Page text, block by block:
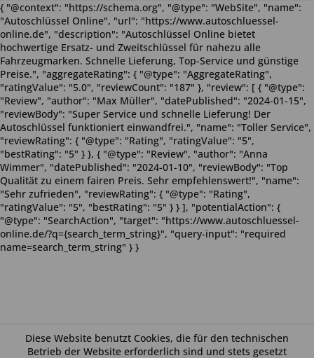
Diese Website benutzt Cookies, die für den technischen
Betrieb der Website erforderlich sind und stets gesetzt
{ "@context": "https://schema.org", "@type": "WebSite", "name":
"Autoschlüssel Online", "url": "https://www.autoschluessel-
online.de", "description": "Autoschlüssel Online bietet
hochwertige Ersatz- und Zweitschlüssel für nahezu alle
Fahrzeugmarken. Schnelle Lieferung, Top-Service und günstige
Preise.", "aggregateRating": { "@type": "AggregateRating",
"ratingValue": "5.0", "reviewCount": "187" }, "review": [ { "@type":
"Review", "author": "Max Müller", "datePublished": "2024-01-15",
"reviewBody": "Super Service und schnelle Lieferung! Der
Autoschlüssel funktioniert einwandfrei.", "name": "Toller Service",
"reviewRating": { "@type": "Rating", "ratingValue": "5",
"bestRating": "5" } }, { "@type": "Review", "author": "Anna
Wimmer", "datePublished": "2024-01-10", "reviewBody": "Top
Qualität zu einem fairen Preis. Sehr empfehlenswert!", "name":
"Sehr zufrieden", "reviewRating": { "@type": "Rating",
"ratingValue": "5", "bestRating": "5" } } ], "potentialAction": {
"@type": "SearchAction", "target": "https://www.autoschluessel-
online.de/?q={search_term_string}", "query-input": "required
name=search_term_string" } }